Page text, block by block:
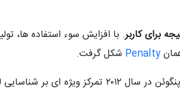
برای کاربر. با افزایش سوء استفاده‌ ها،
Penalty شکل گرفت.
نقطه عطف این مسیر، به‌ روزرسانی‌ های مهم الگوریتمی در دهه ۲۰۱۰ بود.